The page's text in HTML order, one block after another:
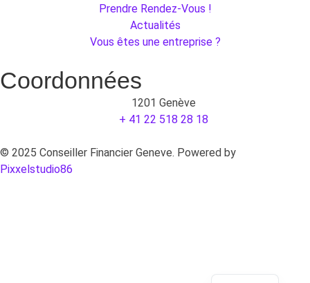
Prendre Rendez-Vous !
Actualités
Vous êtes une entreprise ?
Coordonnées
1201 Genève
+ 41 22 518 28 18
© 2025 Conseiller Financier Geneve. Powered by
Pixxelstudio86